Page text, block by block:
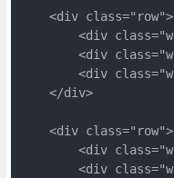
    <div class="row">
<div
<div
<div
    </div>
    <div class="row">
<div
<div